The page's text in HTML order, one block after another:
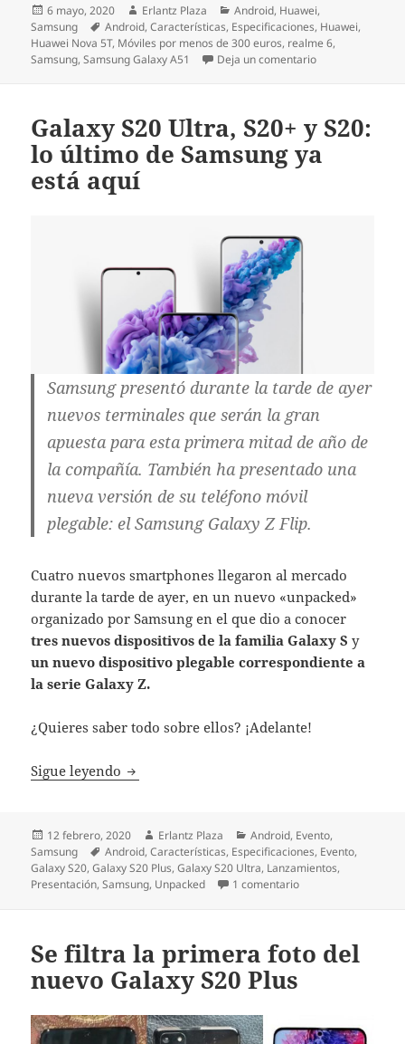
Publicado
el
6 mayo, 2020 Autor
Erlantz Plaza Categorías
Android, Huawei,
Samsung
Etiquetas
Android,Características, Especificaciones, Huawei,
Huawei Nova 5T, Móviles por menos de 300 euros, realme 6,
Samsung,Samsung Galaxy A51 Deja un comentarioen Los tres
Galaxy S20 Ultra, S20+ y S20:
lo último de Samsung ya
está aquí
Samsung presentó durante la tarde de ayer
nuevos terminales que serán la gran
apuesta para esta primera mitad de año de
la compañía. También ha presentado una
nueva versión de su teléfono móvil
plegable: el Samsung Galaxy Z Flip.
Cuatro nuevos smartphones llegaron al mercado
durante la tarde de ayer, en un nuevo «unpacked»
organizado por Samsung en el que dio a conocer
tres nuevos dispositivos de la familia Galaxy S y
un nuevo dispositivo plegable correspondiente a
la serie Galaxy Z.
¿Quieres saber todo sobre ellos? ¡Adelante!
Sigue leyendo Galaxy S20 Ultra, S20+ y S20: lo último de
Publicado
el
12 febrero, 2020 Autor
Erlantz Plaza Categorías
Android, Evento,
Samsung
Etiquetas
Android,Características, Especificaciones, Evento,
Galaxy S20,Galaxy S20 Plus,Galaxy S20 Ultra, Lanzamientos,
Presentación,Samsung, Unpacked 1 comentarioen Galaxy S20
Se filtra la primera foto del
nuevo Galaxy S20 Plus